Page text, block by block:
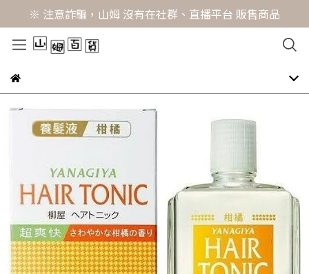
※ 注意詐騙，山姆 沒有在社群、直播平台 販售商品